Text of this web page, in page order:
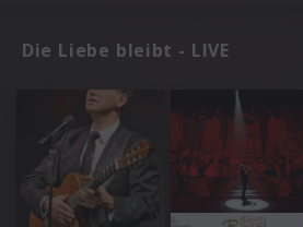
Die Liebe bleibt - LIVE